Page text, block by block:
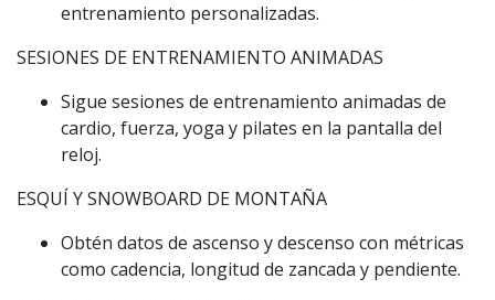
entrenamiento personalizadas.
SESIONES DE ENTRENAMIENTO ANIMADAS
Sigue sesiones de entrenamiento animadas de
cardio, fuerza, yoga y pilates en la pantalla del
reloj.
ESQUÍ Y SNOWBOARD DE MONTAÑA
Obtén datos de ascenso y descenso con métricas
como cadencia, longitud de zancada y pendiente.